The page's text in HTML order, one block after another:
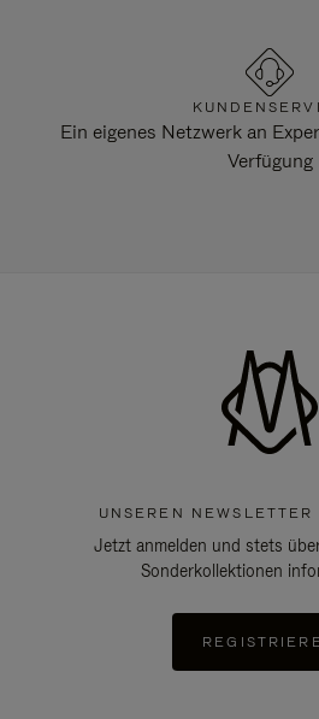
Ein eigenes Netzwerk an
Verfügung
UNSEREN
Jetzt anmelden und stets
Sonderkollektionen